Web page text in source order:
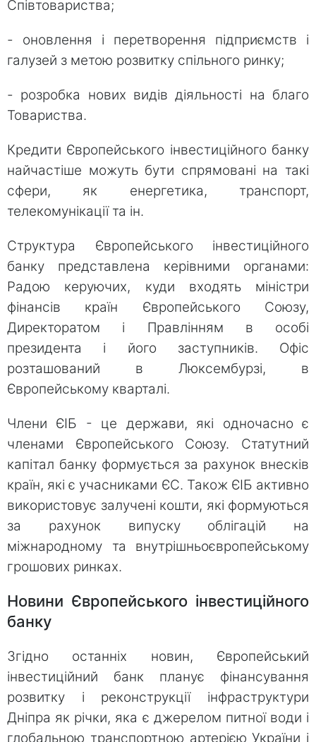
Співтовариства;
- оновлення і перетворення підприємств і
галузей з метою розвитку спільного ринку;
- розробка нових видів діяльності на благо
Товариства.
Кредити Європейського інвестиційного банку
найчастіше можуть бути спрямовані на такі
сфери, як енергетика, транспорт,
телекомунікації та ін.
Структура Європейського інвестиційного
банку представлена ​​керівними органами:
Радою керуючих, куди входять міністри
фінансів країн Європейського Союзу,
Директоратом і Правлінням в особі
президента і його заступників. Офіс
розташований в Люксембурзі, в
Європейському кварталі.
Члени ЄІБ - це держави, які одночасно є
членами Європейського Союзу. Статутний
капітал банку формується за рахунок внесків
країн, які є учасниками ЄС. Також ЄІБ активно
використовує залучені кошти, які формуються
за рахунок випуску облігацій на
міжнародному та внутрішньоєвропейському
грошових ринках.
Новини Європейського інвестиційного
банку
Згідно останніх новин, Європейський
інвестиційний банк планує фінансування
розвитку і реконструкції інфраструктури
Дніпра як річки, яка є джерелом питної води і
глобальною транспортною артерією України і